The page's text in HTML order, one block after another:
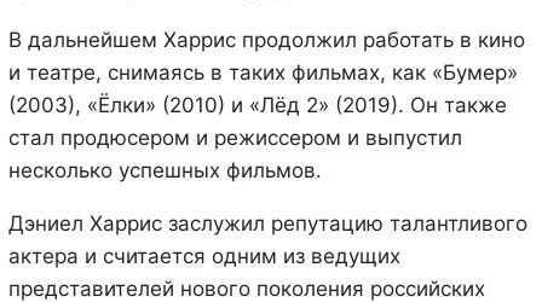
В дальнейшем Харрис продолжил работать в кино
и театре, снимаясь в таких фильмах, как «Бумер»
(2003), «Ёлки» (2010) и «Лёд 2» (2019). Он также
стал продюсером и режиссером и выпустил
несколько успешных фильмов.
Дэниел Харрис заслужил репутацию талантливого
актера и считается одним из ведущих
представителей нового поколения российских